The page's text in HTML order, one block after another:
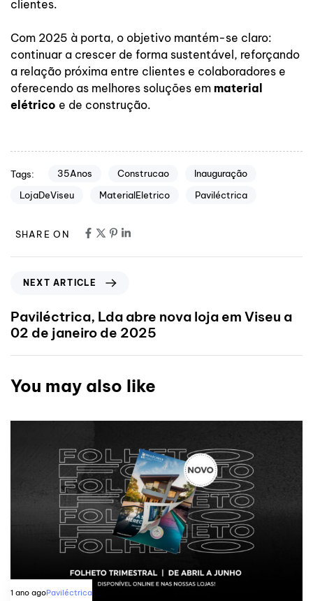
clientes.
Com 2025 à porta, o objetivo mantém-se claro:
continuar a crescer de forma sustentável, reforçando
a relação próxima entre clientes e colaboradores e
oferecendo as melhores soluções em material
elétrico e de construção.
Tags: 35Anos Construcao
Inauguração
LojaDeViseu
MaterialEletrico Paviléctrica
SHARE ON
NEXT ARTICLE
Paviléctrica, Lda abre nova loja em Viseu a
02 de janeiro de 2025
You may also like
1 ano agoPaviléctrica